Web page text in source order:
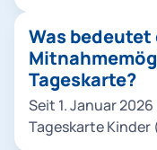
Zahlung – damit
vom neuen
Was bedeutet
Tageskarte?
Seit 1. Januar
Tageskarte Kinder